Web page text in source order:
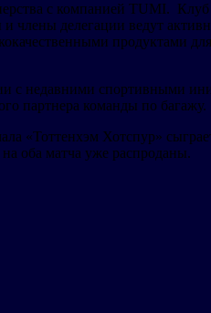
с компанией TUMI.
члены делегации ведут
продуктами
с недавними спортивными
партнера команды по багажу.
«Тоттенхэм Хотспур»
оба матча уже распроданы.